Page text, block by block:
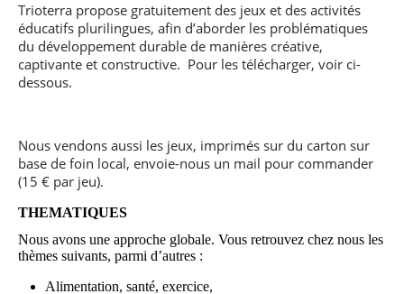
Trioterra propose gratuitement des jeux et des activités
éducatifs plurilingues, afin d’aborder les problématiques
du développement durable de manières créative,
captivante et constructive. Pour les télécharger, voir ci-
dessous.
Nous vendons aussi les jeux, imprimés sur du carton sur
base de foin local, envoie-nous un mail pour commander
(15 € par jeu).
THEMATIQUES
Nous avons une approche globale. Vous retrouvez chez nous les
thèmes suivants, parmi d’autres :
Alimentation, santé, exercice,